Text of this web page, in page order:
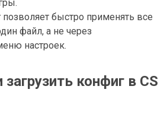
быстро применять все
файл, а не через
настроек.
конфиг в CS